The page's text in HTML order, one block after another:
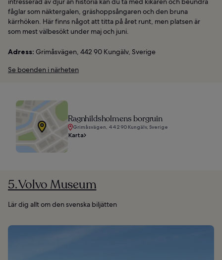
fåglar som näktergalen, gräshoppsångaren och den bruna
kärrhöken. Här finns något att titta på året runt, men platsen är
som mest välbesökt under maj och juni.
Adress: Grimåsvägen, 442 90 Kungälv, Sverige
Se boenden i närheten
Ragnhildsholmens borgruin
Grimåsvägen, 442 90 Kungälv, Sverige
Karta
5. Volvo Museum
Lär dig allt om den svenska biljätten